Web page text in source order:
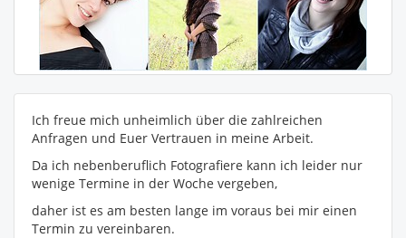
Ich freue mich unheimlich über die zahlreichen
Anfragen und Euer Vertrauen in meine Arbeit.
Da ich nebenberuflich Fotografiere kann ich leider nur
wenige Termine in der Woche vergeben,
daher ist es am besten lange im voraus bei mir einen
Termin zu vereinbaren.